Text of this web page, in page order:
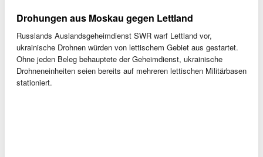
Drohungen aus Moskau gegen Lettland
Russlands Auslandsgeheimdienst SWR warf Lettland vor,
ukrainische Drohnen würden von lettischem Gebiet aus gestartet.
Ohne jeden Beleg behauptete der Geheimdienst, ukrainische
Drohneneinheiten seien bereits auf mehreren lettischen Militärbasen
stationiert.